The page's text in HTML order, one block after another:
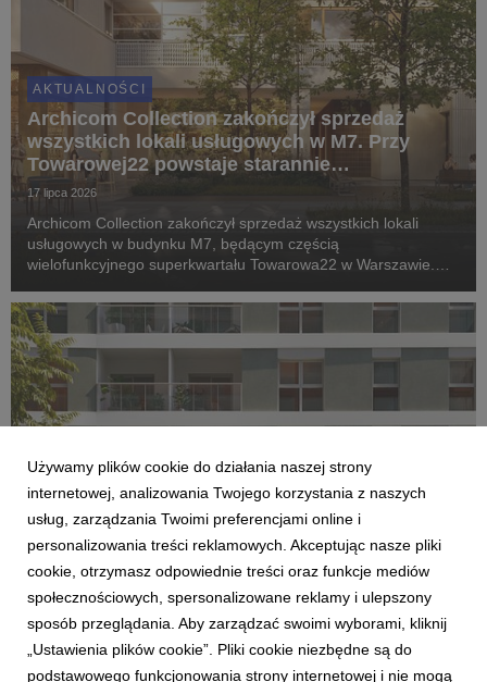
AKTUALNOŚCI
Archicom Collection zakończył sprzedaż
wszystkich lokali usługowych w M7. Przy
Towarowej22 powstaje starannie
zaprojektowany ekosystem
17 lipca 2026
Archicom Collection zakończył sprzedaż wszystkich lokali
usługowych w budynku M7, będącym częścią
wielofunkcyjnego superkwartału Towarowa22 w Warszawie.
roku, wkracza w kolejny etap – komercjalizację przestrzeni...
AKTUALNOŚCI
Archicom rozpoczyna sprzedaż Swobodna
Living we Wrocławiu. Nowa inwestycja
dopełni kwartał miejski przy ul. Swobodnej
14 lipca 2026
Używamy plików cookie do działania naszej strony
internetowej, analizowania Twojego korzystania z naszych
usług, zarządzania Twoimi preferencjami online i
personalizowania treści reklamowych. Akceptując nasze pliki
cookie, otrzymasz odpowiednie treści oraz funkcje mediów
społecznościowych, spersonalizowane reklamy i ulepszony
sposób przeglądania. Aby zarządzać swoimi wyborami, kliknij
„Ustawienia plików cookie”. Pliki cookie niezbędne są do
podstawowego funkcjonowania strony internetowej i nie mogą